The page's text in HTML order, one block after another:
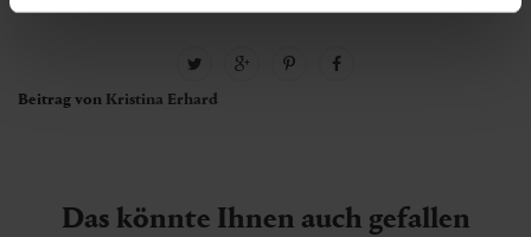
Beitrag von Kristina Erhard
Das könnte Ihnen auch gefallen